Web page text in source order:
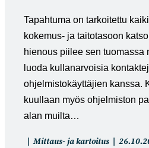
Tapahtuma on tarkoitettu
kokemus- ja taitotasoon
hienous piilee sen tuomassa
luoda kullanarvoisia
ohjelmistokäyttäjien kanssa.
kuullaan myös ohjelmiston
alan muilta…
Artikkelin
Mittaus- ja kartoitus
Artikkeli